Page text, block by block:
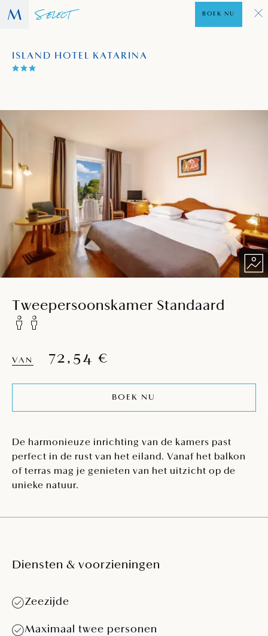
ISLAND HOTEL KATARINA
BOEK NU
Tweepersoonskamer Standaard
VAN 72,54 €
BOEK NU
De harmonieuze inrichting van de kamers past
perfect in de rust van het eiland. Vanaf het balkon
of terras mag je genieten van het uitzicht op de
unieke natuur.
Diensten & voorzieningen
Zeezijde
Maximaal twee personen